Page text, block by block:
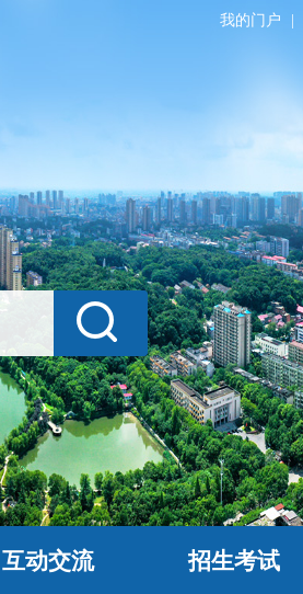
我的门户
互动交流 招生考试